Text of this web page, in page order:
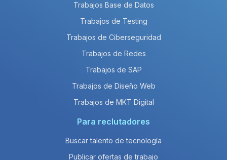
Trabajos Base de Datos
Trabajos de Testing
Trabajos de Ciberseguridad
Trabajos de Redes
Trabajos de SAP
Trabajos de Diseño Web
Trabajos de MKT Digital
Para reclutadores
Buscar talento de tecnología
Publicar ofertas de trabajo